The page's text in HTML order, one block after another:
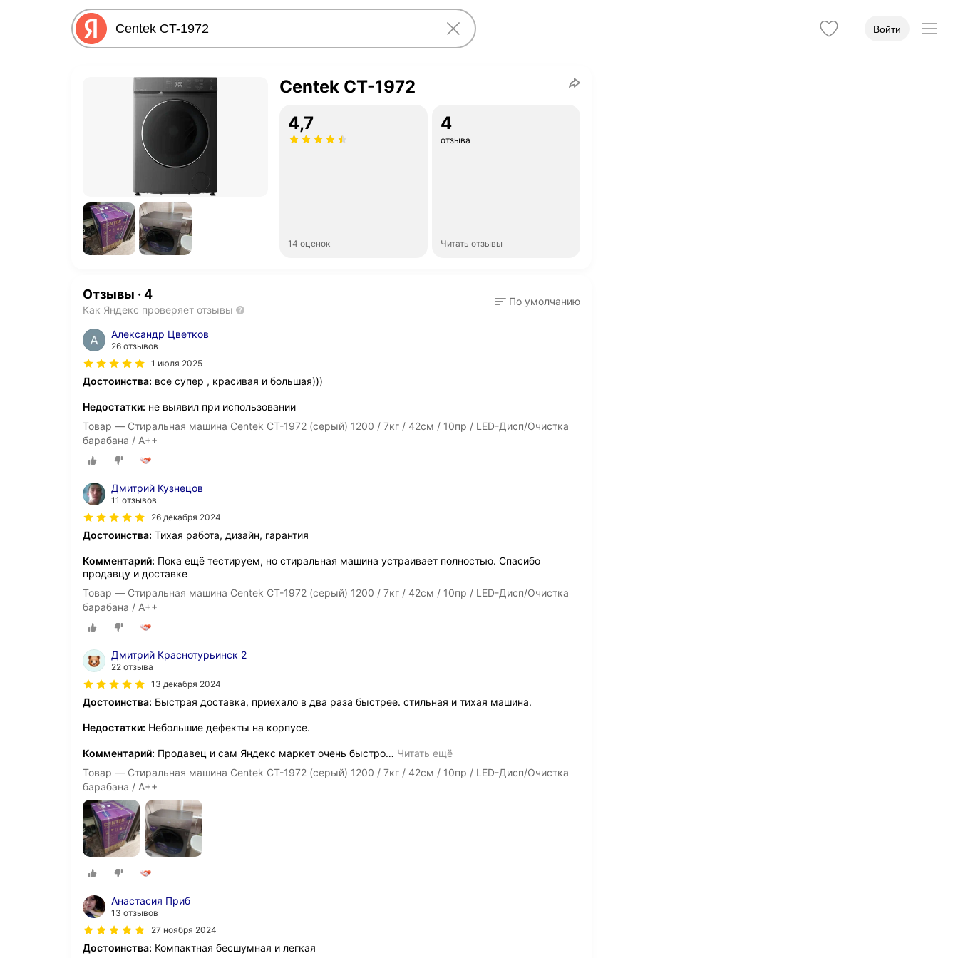
Войти
Centek CT-1972
4,7
14 оценок
4
отзыва
Читать отзывы
Отзывы · 4
Как Яндекс проверяет отзывы
По умолчанию
Александр Цветков
26 отзывов
1 июля 2025
Достоинства: все супер , красивая и большая)))
Недостатки: не выявил при использовании
Товар — Стиральная машина Centek CT-1972 (серый) 1200 / 7кг / 42см / 10пр / LED-Дисп/Очистка
барабана / A++
Дмитрий Кузнецов
11 отзывов
26 декабря 2024
Достоинства: Тихая работа, дизайн, гарантия
Комментарий: Пока ещё тестируем, но стиральная машина устраивает полностью. Спасибо
продавцу и доставке
Товар — Стиральная машина Centek CT-1972 (серый) 1200 / 7кг / 42см / 10пр / LED-Дисп/Очистка
барабана / A++
Дмитрий Краснотурьинск 2
22 отзыва
13 декабря 2024
Достоинства: Быстрая доставка, приехало в два раза быстрее. стильная и тихая машина.
Недостатки: Небольшие дефекты на корпусе.
Комментарий: Продавец и сам Яндекс маркет очень быстро… Читать ещё
Товар — Стиральная машина Centek CT-1972 (серый) 1200 / 7кг / 42см / 10пр / LED-Дисп/Очистка
барабана / A++
Анастасия Приб
13 отзывов
27 ноября 2024
Достоинства: Компактная бесшумная и легкая